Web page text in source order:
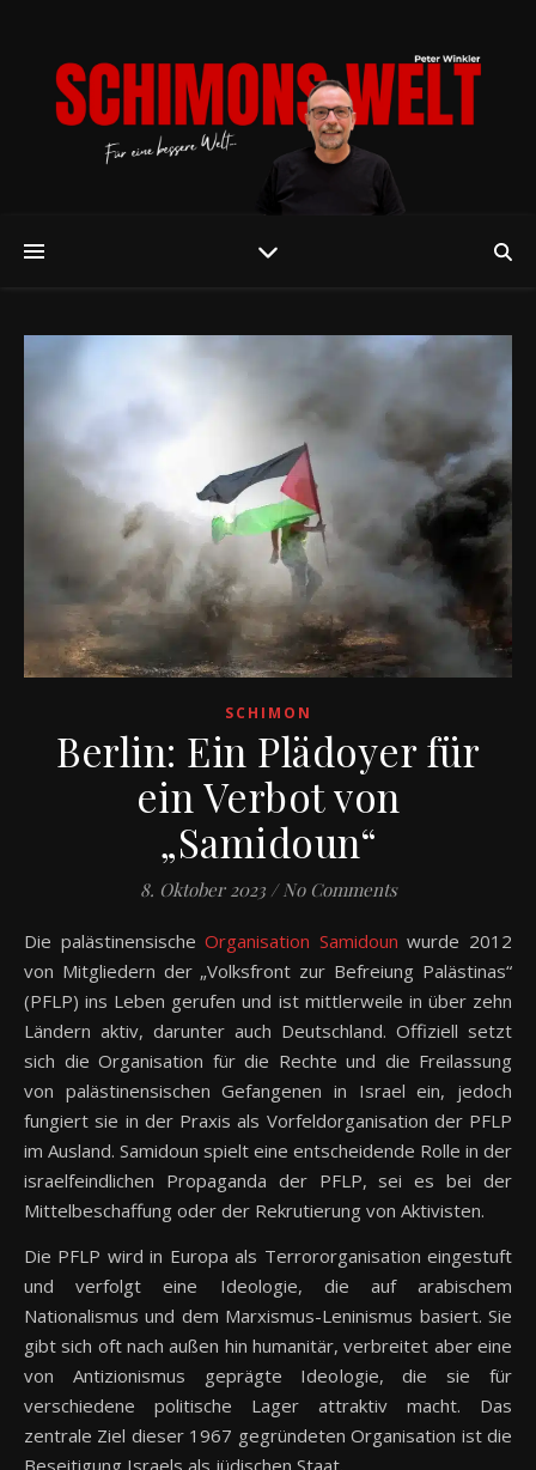
SCHIMON
Berlin: Ein Plädoyer für
ein Verbot von
„Samidoun“
8. Oktober 2023 / No Comments
Die palästinensischeOrganisation Samidoun wurde 2012
von Mitgliedern der „Volksfront zur Befreiung Palästinas“
(PFLP) ins Leben gerufen und ist mittlerweile in über zehn
Ländern aktiv, darunter auch Deutschland. Offiziell setzt
sich die Organisation für die Rechte und die Freilassung
von palästinensischen Gefangenen in Israel ein, jedoch
fungiert sie in der Praxis als Vorfeldorganisation der PFLP
im Ausland. Samidoun spielt eine entscheidende Rolle in der
israelfeindlichen Propaganda der PFLP, sei es bei der
Mittelbeschaffung oder der Rekrutierung von Aktivisten.
Die PFLP wird in Europa als Terrororganisation eingestuft
und verfolgt eine Ideologie, die auf arabischem
Nationalismus und dem Marxismus-Leninismus basiert. Sie
gibt sich oft nach außen hin humanitär, verbreitet aber eine
von Antizionismus geprägte Ideologie, die sie für
verschiedene politische Lager attraktiv macht. Das
zentrale Ziel dieser 1967 gegründeten Organisation ist die